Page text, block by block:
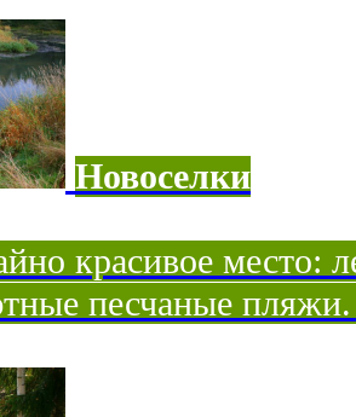
Новоселки
красивое место:
песчаные